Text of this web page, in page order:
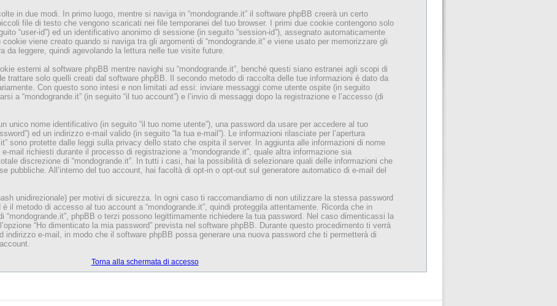
in due modi. In primo luogo, mentre si naviga in “mondogrande.it” il software phpBB creerà un certo
file di testo che vengono scaricati nei file temporanei del tuo browser. I primi due cookie contengono solo
“user-id”) ed un identificativo anonimo di sessione (in seguito “session-id”), assegnato automaticamente
viene creato quando si naviga tra gli argomenti di “mondogrande.it” e viene usato per memorizzare gli
da leggere, quindi agevolando la lettura nelle tue visite future.
esterni al software phpBB mentre navighi su “mondogrande.it”, benché questi siano estranei agli scopi di
trattare solo quelli creati dal software phpBB. Il secondo metodo di raccolta delle tue informazioni è dato da
Con questo sono intesi e non limitati ad essi: inviare messaggi come utente ospite (in seguito
a “mondogrande.it” (in seguito “il tuo account”) e l’invio di messaggi dopo la registrazione e l’accesso (di
unico nome identificativo (in seguito “il tuo nome utente”), una password da usare per accedere al tuo
ed un indirizzo e-mail valido (in seguito “la tua e-mail”). Le informazioni rilasciate per l’apertura
sono protette dalle leggi sulla privacy dello stato che ospita il server. In aggiunta alle informazioni di nome
mail richiesti durante il processo di registrazione a “mondogrande.it”, quale altra informazione sia
discrezione di “mondogrande.it”. In tutti i casi, hai la possibilità di selezionare quali delle informazioni che
pubbliche. All’interno del tuo account, hai facoltà di opt-in o opt-out sul generatore automatico di e-mail del
unidirezionale) per motivi di sicurezza. In ogni caso ti raccomandiamo di non utilizzare la stessa password
il metodo di accesso al tuo account a “mondogrande.it”, quindi proteggila attentamente. Ricorda che in
“mondogrande.it”, phpBB o terzi possono legittimamente richiedere la tua password. Nel caso dimenticassi la
“Ho dimenticato la mia password” prevista nel software phpBB. Durante questo procedimento ti verrà
indirizzo e-mail, in modo che il software phpBB possa generare una nuova password che ti permetterà di
Torna alla schermata di accesso